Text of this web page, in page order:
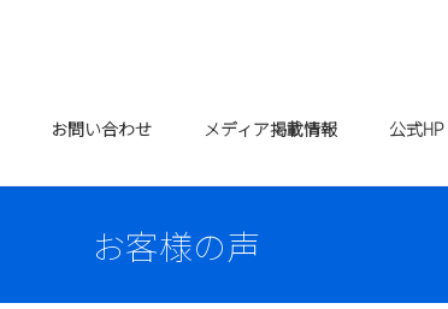
お問い合わせ メディア掲載情報 公式HP
お客様の声